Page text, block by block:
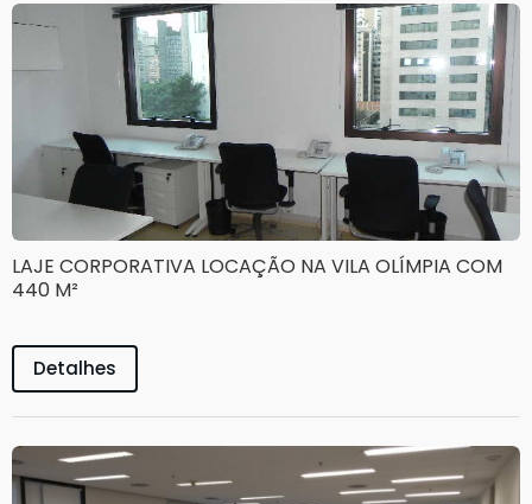
LAJE CORPORATIVA LOCAÇÃO NA VILA OLÍMPIA COM
440 M²
Detalhes